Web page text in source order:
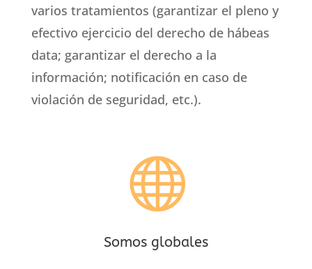
varios tratamientos (garantizar el pleno y
efectivo ejercicio del derecho de hábeas
data; garantizar el derecho a la
información; notificación en caso de
violación de seguridad, etc.).

Somos globales